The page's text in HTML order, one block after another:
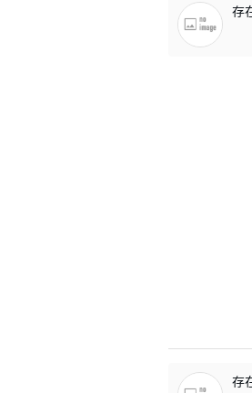
存
存